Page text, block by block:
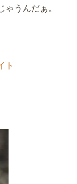
うんだぁ。
ト